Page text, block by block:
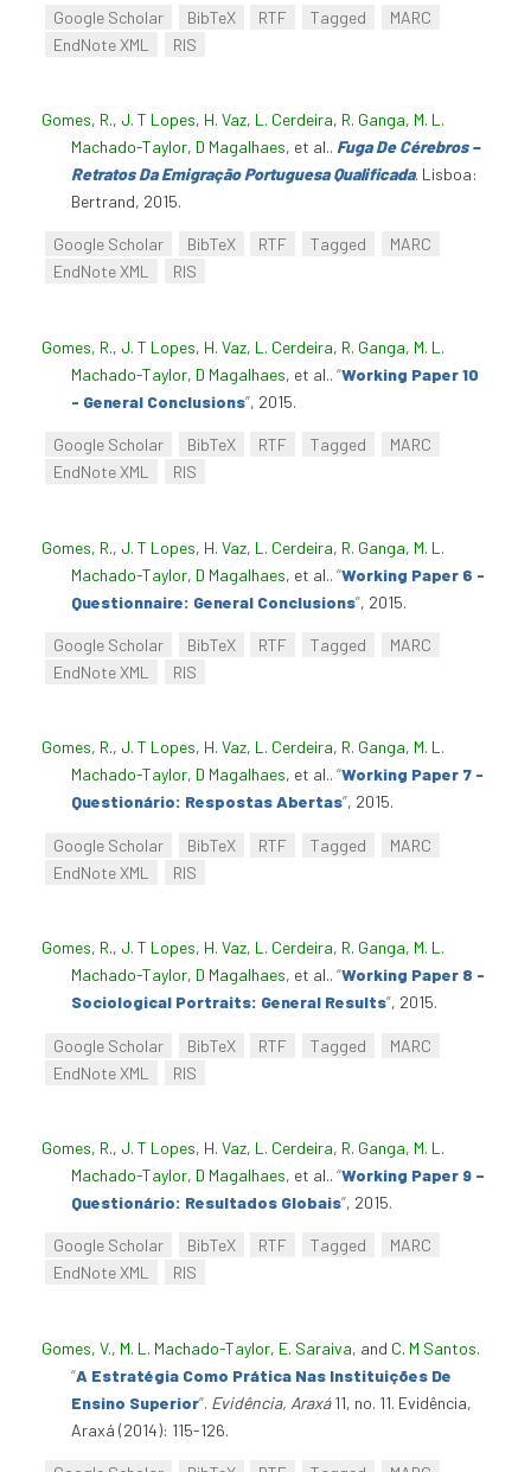
Google Scholar BibTeX RTF Tagged
MARC
EndNote XML
RIS
Gomes, R., J. T Lopes, H. Vaz, L. Cerdeira, R. Ganga, M. L.
Machado-Taylor, D Magalhaes, et al.. Fuga De Cérebros –
Retratos Da Emigração Portuguesa Qualificada. Lisboa:
Bertrand, 2015.
Google Scholar BibTeX RTF Tagged
MARC
EndNote XML
RIS
Gomes, R., J. T Lopes, H. Vaz, L. Cerdeira, R. Ganga, M. L.
Machado-Taylor, D Magalhaes, et al.. “Working Paper 10
- General Conclusions”, 2015.
Google Scholar BibTeX RTF Tagged
MARC
EndNote XML
RIS
Gomes, R., J. T Lopes, H. Vaz, L. Cerdeira, R. Ganga, M. L.
Machado-Taylor, D Magalhaes, et al.. “Working Paper 6 -
Questionnaire: General Conclusions”, 2015.
Google Scholar BibTeX RTF Tagged
MARC
EndNote XML
RIS
Gomes, R., J. T Lopes, H. Vaz, L. Cerdeira, R. Ganga, M. L.
Machado-Taylor, D Magalhaes, et al.. “Working Paper 7 -
Questionário: Respostas Abertas”, 2015.
Google Scholar BibTeX RTF Tagged
MARC
EndNote XML
RIS
Gomes, R., J. T Lopes, H. Vaz, L. Cerdeira, R. Ganga, M. L.
Machado-Taylor, D Magalhaes, et al.. “Working Paper 8 -
Sociological Portraits: General Results”, 2015.
Google Scholar BibTeX RTF Tagged
MARC
EndNote XML
RIS
Gomes, R., J. T Lopes, H. Vaz, L. Cerdeira, R. Ganga, M. L.
Machado-Taylor, D Magalhaes, et al.. “Working Paper 9 –
Questionário: Resultados Globais”, 2015.
Google Scholar BibTeX RTF Tagged
MARC
EndNote XML
RIS
Gomes, V., M. L. Machado-Taylor, E. Saraiva, and C. M Santos.
“A Estratégia Como Prática Nas Instituições De
Ensino Superior”. Evidência, Araxá11, no. 11. Evidência,
Araxá (2014): 115-126.